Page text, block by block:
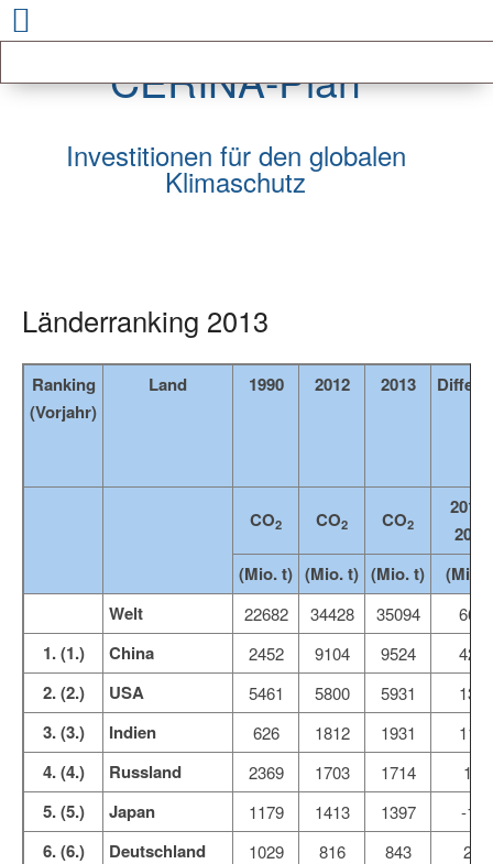
CERINA-Plan
Investitionen für den globalen
Klimaschutz
Länderranking 2013
Ranking
(Vorjahr)
Land 1990 2012 2013
CO2 CO2 CO2
2012 /
2013
(Mio. t) (Mio. t) (Mio. t)
(Mio.
Welt
22682 34428 35094 666
1. (1.) China 2452 9104 9524 420
2. (2.) USA 5461 5800 5931 131
3. (3.) Indien 626 1812 1931 118
4. (4.) Russland 2369 1703 1714 10
5. (5.) Japan 1179 1413 1397 -15
6. (6.) Deutschland 1029 816 843 27